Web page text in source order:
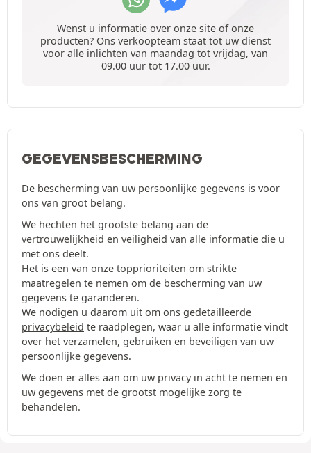
Wenst u informatie over onze site of onze
producten? Ons verkoopteam staat tot uw dienst
voor alle inlichten van maandag tot vrijdag, van
09.00 uur tot 17.00 uur.
GEGEVENSBESCHERMING
De bescherming van uw persoonlijke gegevens is voor
ons van groot belang.
We hechten het grootste belang aan de
vertrouwelijkheid en veiligheid van alle informatie die u
met ons deelt.
Het is een van onze topprioriteiten om strikte
maatregelen te nemen om de bescherming van uw
gegevens te garanderen.
We nodigen u daarom uit om ons gedetailleerde
privacybeleid te raadplegen, waar u alle informatie vindt
over het verzamelen, gebruiken en beveiligen van uw
persoonlijke gegevens.
We doen er alles aan om uw privacy in acht te nemen en
uw gegevens met de grootst mogelijke zorg te
behandelen.